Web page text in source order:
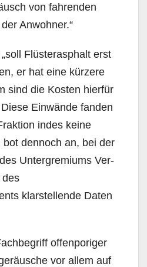
von fahrenden
Anwohner.“
Flüsterasphalt erst
er hat eine kürzere
sind die Kosten hierfür
Einwände fanden
indes keine
dennoch an, bei der
Untergremiums Ver­
des
klarstellende Daten
offenporiger
vor allem auf